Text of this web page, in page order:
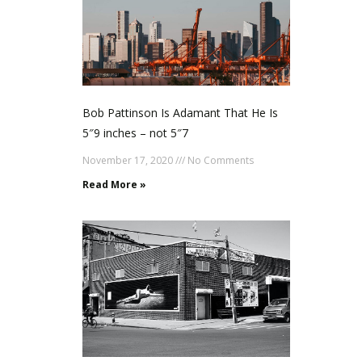
Bob Pattinson Is Adamant That He Is
5″9 inches – not 5″7
November 17, 2020
No Comments
Read More »